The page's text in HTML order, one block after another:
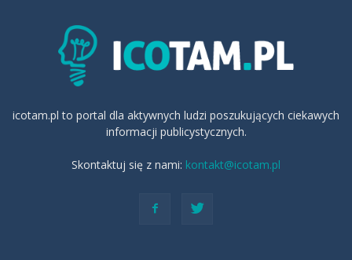
icotam.pl to portal dla aktywnych ludzi poszukujących ciekawych
informacji publicystycznych.
Skontaktuj się z nami: kontakt@icotam.pl